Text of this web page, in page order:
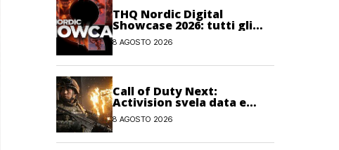
THQ Nordic Digital
Showcase 2026: tutti gli
annunci, i trailer e le
novità dell’evento
8 AGOSTO 2026
Call of Duty Next:
Activision svela data e
orario dell’evento
dedicato a Modern
8 AGOSTO 2026